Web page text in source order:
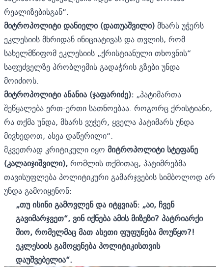
რეალიზებისგან“.
მიტროპოლიტი დანიელი (დათუაშვილი)მხარს უჭერს
ეკლესიის მხრიდან ინიციატივას და თვლის, რომ
სახელმწიფომ ეკლესიის „ქრისტიანული თხოვნის“
საფუძველზე პრობლემის გადაჭრის გზები უნდა
მოიძიოს.
მიტროპოლიტი ანანია (ჯაფარიძე): „პატიმართა
შეწყალება ერთ-ერთი სათნოებაა. როგორც ქრისტიანი,
რა თქმა უნდა, მხარს ვუჭერ, ყველა პატიმარს უნდა
მივხედოთ, ასეა დაწერილი“.
მკვეთრად კრიტიკული იყო მიტროპოლიტი სტეფანე
(კალაიჯიშვილი),რომლის თქმითაც, პატიმრებმა
თავისუფლება პოლიტიკური გამარჯვების სიმბოლოდ არ
უნდა გამოიყენონ:
„თუ ისინი გამოვლენ და იტყვიან: „აი, ჩვენ
გავიმარჯვეთ“, ვინ იქნება ამის მიზეზი? პატრიარქი
შიო, რომელმაც მათ ასეთი ფუფუნება მოუწყო?!
ეკლესიის გამოყენება პოლიტიკისთვის
დაუშვებელია“.